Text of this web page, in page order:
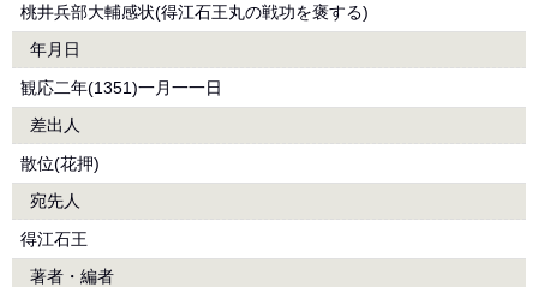
桃井兵部大輔感状(得江石王丸の戦功を褒する)
年月日
観応二年(1351)一月一一日
差出人
散位(花押)
宛先人
得江石王
著者・編者